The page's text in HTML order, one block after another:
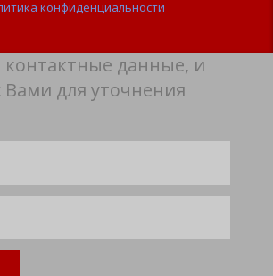
конфиденциальности
контактные данные, и
для уточнения